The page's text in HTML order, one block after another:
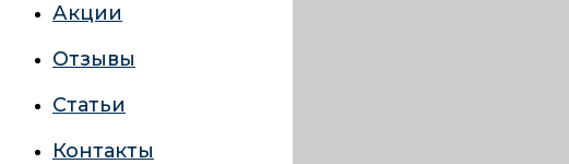
Акции
Отзывы
Статьи
Контакты